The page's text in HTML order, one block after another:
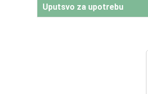
Uputsvo za upotrebu